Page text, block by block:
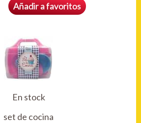
Añadir a favoritos
En stock
set de cocina